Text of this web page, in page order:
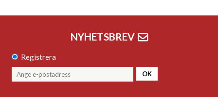
NYHETSBREV
Registrera
OK